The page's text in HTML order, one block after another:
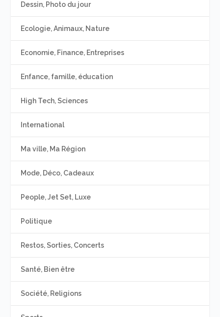
Dessin, Photo du jour
Ecologie, Animaux, Nature
Economie, Finance, Entreprises
Enfance, famille, éducation
High Tech, Sciences
International
Ma ville, Ma Région
Mode, Déco, Cadeaux
People, Jet Set, Luxe
Politique
Restos, Sorties, Concerts
Santé, Bien être
Société, Religions